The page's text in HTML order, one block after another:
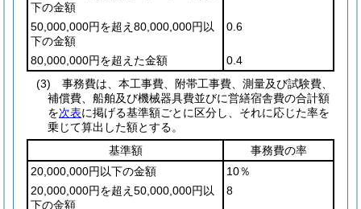
下の金額
50,000,000円を超え80,000,000円以
下の金額
0.6
80,000,000円を超えた金額
0.4
(3)
事務費は、本工事費、附帯工事費、測量及び試験費、
補償費、船舶及び機械器具費並びに営繕宿舎費の合計額
を次表に掲げる基準額ごとに区分し、それに応じた率を
乗じて算出した額とする。
基準額
事務費の率
20,000,000円以下の金額
10％
20,000,000円を超え50,000,000円以
下の金額
8